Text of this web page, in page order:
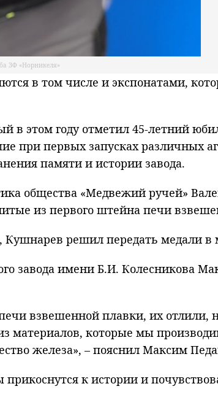
ЗФ «Норникеля»
в том числе и экспонатами,
в этом году отметил 45-летний
при первых запусках различных
памяти и истории завода.
общества «Медвежий ручей»
из первого штейна печи
решил передать медали в
завода имени Б.И. Колесникова
взвешенной плавки, их отлили,
материалов, которые мы
железа», – пояснил Максим
к истории и